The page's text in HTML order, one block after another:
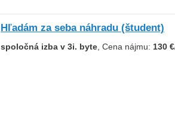
Hľadám za seba náhradu (študent)
spoločná izba v 3i. byte, Cena nájmu: 130